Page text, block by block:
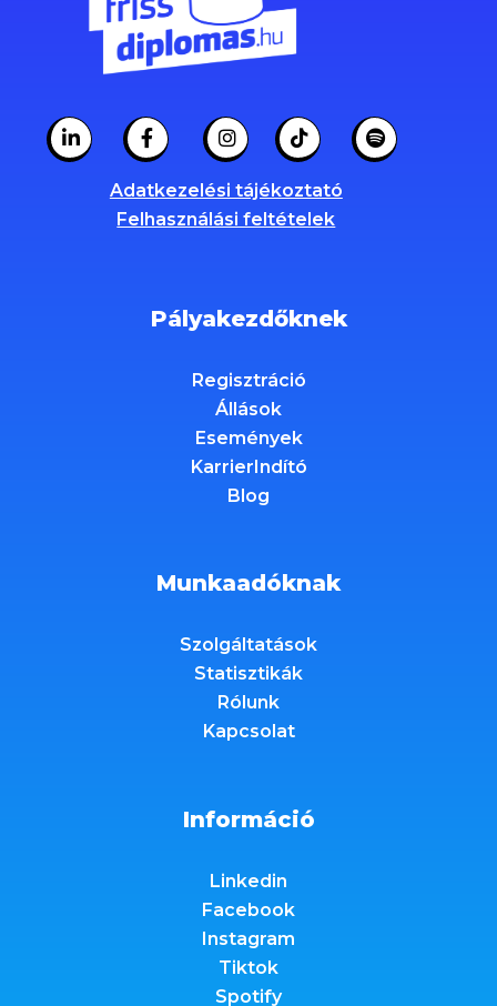
Adatkezelési tájékoztató
Felhasználási feltételek
Pályakezdőknek
Regisztráció
Állások
Események
KarrierIndító
Blog
Munkaadóknak
Szolgáltatások
Statisztikák
Rólunk
Kapcsolat
Információ
Linkedin
Facebook
Instagram
Tiktok
Spotify